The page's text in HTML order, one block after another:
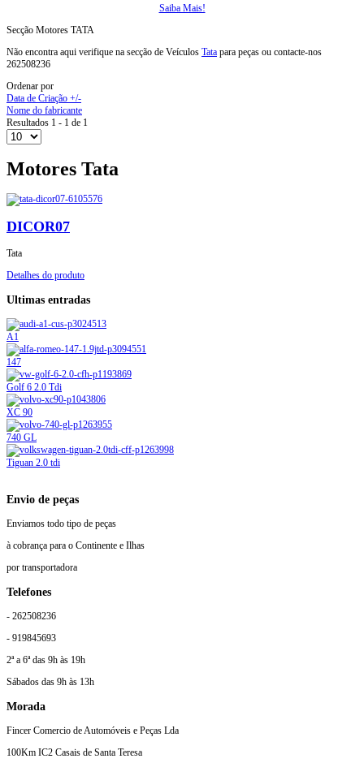
Saiba Mais!
Secção Motores TATA
Não encontra aqui verifique na secção de Veículos Tata para peças ou contacte-nos
262508236
Ordenar por
Data de Criação +/-
Nome do fabricante
Resultados 1 - 1 de 1
Motores Tata
DICOR07
Tata
Detalhes do produto
Ultimas entradas
A1
147
Golf 6 2.0 Tdi
XC 90
740 GL
Tiguan 2.0 tdi
Envio de peças
Enviamos todo tipo de peças
à cobrança para o Continente e Ilhas
por transportadora
Telefones
- 262508236
- 919845693
2ª a 6ª das 9h às 19h
Sábados das 9h às 13h
Morada
Fincer Comercio de Automóveis e Peças Lda
100Km IC2 Casais de Santa Teresa